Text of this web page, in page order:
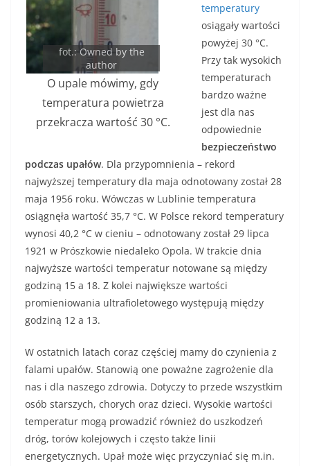
fot.: Owned by the
author
O upale mówimy, gdy
temperatura powietrza
przekracza wartość 30 °C.
temperatury
osiągały wartości
powyżej 30 °C.
Przy tak wysokich
temperaturach
bardzo ważne
jest dla nas
odpowiednie
bezpieczeństwo
podczas upałów. Dla przypomnienia – rekord
najwyższej temperatury dla maja odnotowany został 28
maja 1956 roku. Wówczas w Lublinie temperatura
osiągnęła wartość 35,7 °C. W Polsce rekord temperatury
wynosi 40,2 °C w cieniu – odnotowany został 29 lipca
1921 w Prószkowie niedaleko Opola. W trakcie dnia
najwyższe wartości temperatur notowane są między
godziną 15 a 18. Z kolei największe wartości
promieniowania ultrafioletowego występują między
godziną 12 a 13.
W ostatnich latach coraz częściej mamy do czynienia z
falami upałów. Stanowią one poważne zagrożenie dla
nas i dla naszego zdrowia. Dotyczy to przede wszystkim
osób starszych, chorych oraz dzieci. Wysokie wartości
temperatur mogą prowadzić również do uszkodzeń
dróg, torów kolejowych i często także linii
energetycznych. Upał może więc przyczyniać się m.in.